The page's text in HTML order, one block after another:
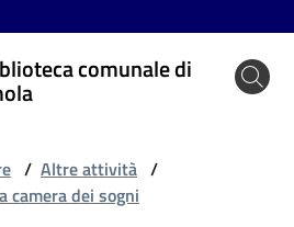
comunale di
/ Altre attività /
camera dei sogni